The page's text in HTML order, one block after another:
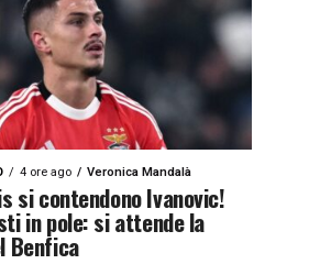
4 ore ago Veronica Mandalà
si contendono Ivanovic!
in pole: si attende la
Benfica